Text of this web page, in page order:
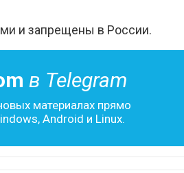
и запрещены в России.
в Telegram
материалах прямо
Android и Linux.